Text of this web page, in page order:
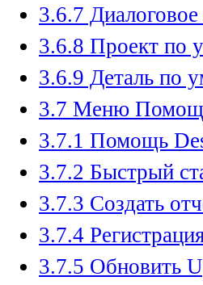
3.6.7
3.6.8 Проект по
3.6.9 Деталь по
3.7 Меню
3.7.1 Помощь
3.7.2 Быстрый
3.7.3 Создать
3.7.4
3.7.5 Обновить